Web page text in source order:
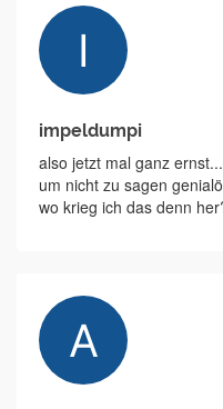
impeldumpi
also jetzt mal ganz
um nicht zu sagen
wo krieg ich das denn